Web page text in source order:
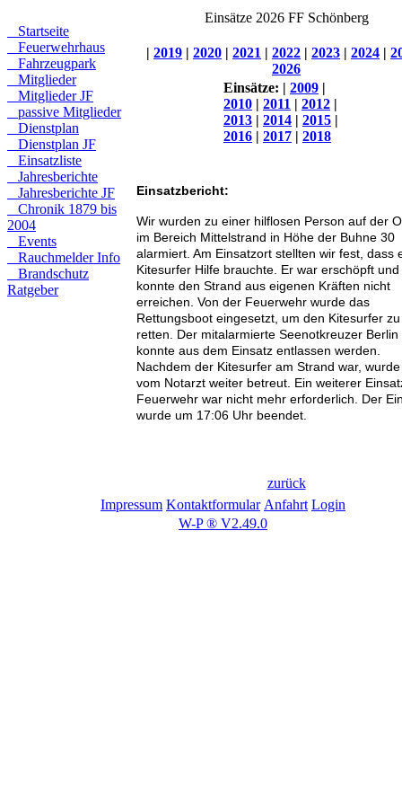
Startseite
Feuerwehrhaus
Fahrzeugpark
Mitglieder
Mitglieder JF
passive Mitglieder
Dienstplan
Dienstplan JF
Einsatzliste
Jahresberichte
Jahresberichte JF
Chronik 1879 bis
2004
Events
Rauchmelder Info
Brandschutz
Ratgeber
Einsätze 2026 FF Schönberg
| 2019 | 2020 | 2021 | 2022 | 2023 | 2024 |
2026
Einsätze: | 2009 |
2010 | 2011 | 2012 |
2013 | 2014 | 2015 |
2016 | 2017 | 2018
Einsatzbericht:
Wir wurden zu einer hilflosen Person auf der
im Bereich Mittelstrand in Höhe der Buhne 30
alarmiert. Am Einsatzort stellten wir fest, dass
Kitesurfer Hilfe brauchte. Er war erschöpft und
konnte den Strand aus eigenen Kräften nicht
erreichen. Von der Feuerwehr wurde das
Rettungsboot eingesetzt, um den Kitesurfer zu
retten. Der mitalarmierte Seenotkreuzer Berlin
konnte aus dem Einsatz entlassen werden.
Nachdem der Kitesurfer am Strand war,
vom Notarzt weiter betreut. Ein weiterer
Feuerwehr war nicht mehr erforderlich. Der
wurde um 17:06 Uhr beendet.
zurück
Impressum Kontaktformular Anfahrt Login
W-P ® V2.49.0